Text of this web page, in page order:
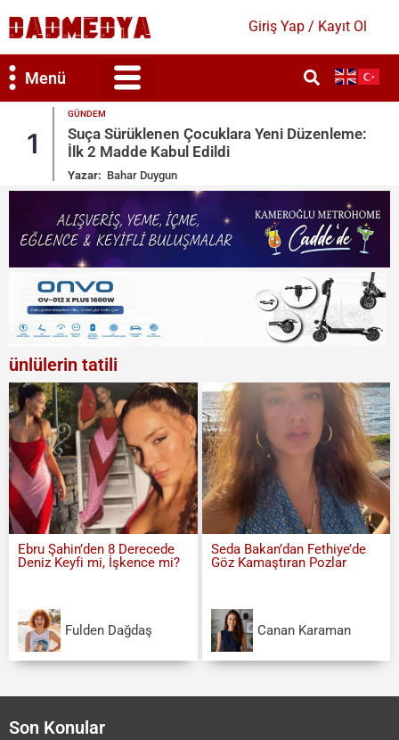
Giriş Yap / Kayıt Ol
Menü
2
Geleceğin Deniz Astsubayları Yalova’da
Mavi Vatan’a Hazır
Yazar: Meryem Aktemur
ünlülerin tatili
Ebru Şahin’den 8 Derecede
Deniz Keyfi mi, İşkence mi?
Fulden Dağdaş
Seda Bakan’dan Fethiye’de
Göz Kamaştıran Pozlar
Canan Karaman
Son Konular